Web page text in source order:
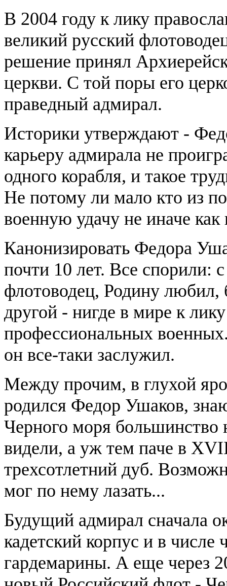
В 2004 году к лику
великий русский
решение принял
церкви. С той поры его
праведный адмирал.
Историки утверждают -
карьеру адмирала не
одного корабля, и такое
Не потому ли мало кто из
военную удачу не иначе
Канонизировать Федора
почти 10 лет. Все спорили:
флотоводец, Родину любил,
другой - нигде в мире к
профессиональных
он все-таки заслужил.
Между прочим, в глухой
родился Федор Ушаков,
Черного моря большинство
видели, а уж тем паче в
трехсотлетний дуб.
мог по нему лазать...
Будущий адмирал сначала
кадетский корпус и в
гардемарины. А еще через